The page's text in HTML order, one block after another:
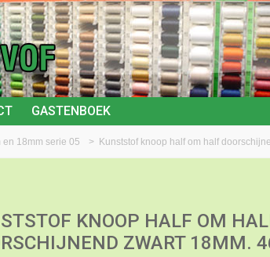
GASTENBOEK
en 18mm serie 05 > Kunststof knoop half om half
KNOOP HALF OM
ZWART 18MM.